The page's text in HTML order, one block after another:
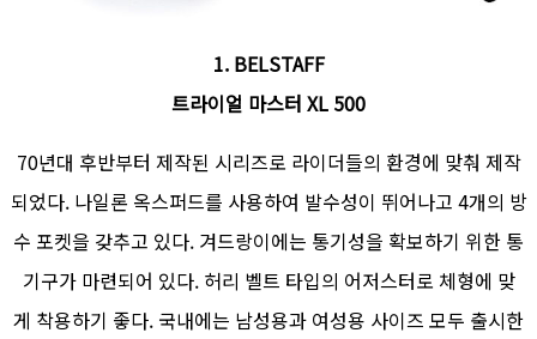
1. BELSTAFF
트라이얼 마스터 XL 500
70년대 후반부터 제작된 시리즈로 라이더들의 환경에 맞춰 제작
되었다. 나일론 옥스퍼드를 사용하여 발수성이 뛰어나고 4개의 방
수 포켓을 갖추고 있다. 겨드랑이에는 통기성을 확보하기 위한 통
기구가 마련되어 있다. 허리 벨트 타입의 어저스터로 체형에 맞
게 착용하기 좋다. 국내에는 남성용과 여성용 사이즈 모두 출시한